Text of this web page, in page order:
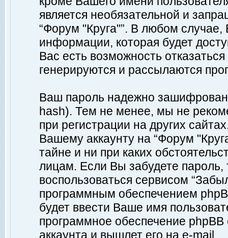
является необязательной и
“Форум "Круга"”. В любом
информации, которая будет
Вас есть возможность
генерируются и рассылаются
Ваш пароль надежно
hash). Тем не менее, мы не
при регистрации на других
Вашему аккаунту на “Форум
тайне и ни при каких
лицам. Если Вы забудете пароль,
воспользоваться сервисом
программным обеспечением
будет ввести Ваше имя
программное обеспечение
аккаунта и вышлет его на e-mail.